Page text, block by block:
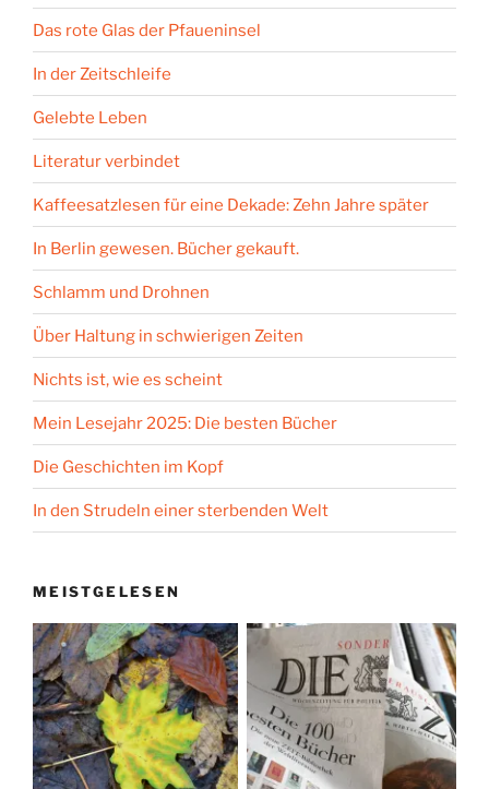
Das rote Glas der Pfaueninsel
In der Zeitschleife
Gelebte Leben
Literatur verbindet
Kaffeesatzlesen für eine Dekade: Zehn Jahre später
In Berlin gewesen. Bücher gekauft.
Schlamm und Drohnen
Über Haltung in schwierigen Zeiten
Nichts ist, wie es scheint
Mein Lesejahr 2025: Die besten Bücher
Die Geschichten im Kopf
In den Strudeln einer sterbenden Welt
MEISTGELESEN